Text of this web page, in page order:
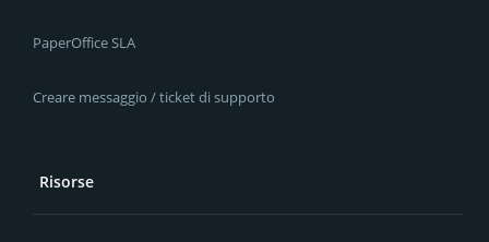
PaperOffice SLA
Creare messaggio / ticket di supporto
Risorse